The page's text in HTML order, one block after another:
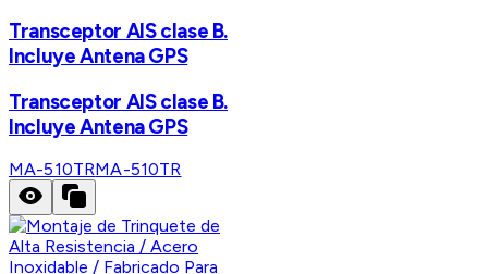
Transceptor AIS clase B.
Incluye Antena GPS
Transceptor AIS clase B.
Incluye Antena GPS
MA-510TRMA-510TR